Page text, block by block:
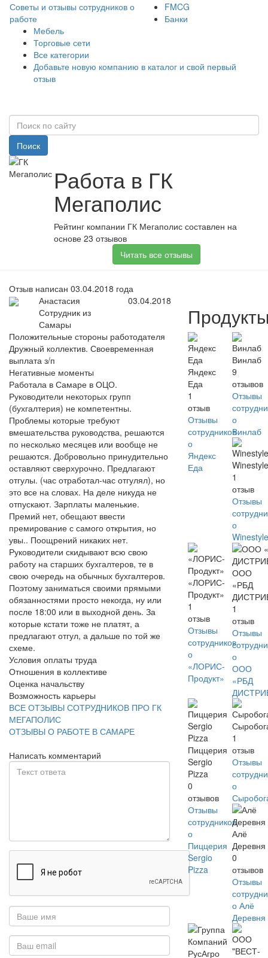
Советы и отзывы сотрудников о
работе
FMCG
Банки
Мебель
Торговые сети
Все категории
Добавьте новую компанию в каталог и свой первый
отзыв
Поиск
Работа в ГК
Мегаполис
Рейтинг компании ГК Мегаполис составлен на
основе 23 отзывов
Читать все отзывы
Отзыв написан 03.04.2018 года
Анастасия
Сотрудник из
Самары
03.04.2018
Положительные стороны работодателя
Дружный коллектив. Своевременная
выплата з/п
Негативные моменты
Работала в Самаре в ОЦО.
Руководители некоторых групп
(бухгалтерия) не компетентны.
Проблемы которые требуют
вмешательства руководства, решаются
по несколько месяцев или вообще не
решаются. Добровольно принудительно
оставляют сверхурочно. Предлагают
отгулы. (час отработал-час отгулял), но
это все на словах. На деле никуда не
отпускают. Зарплаты маленькие.
Премий нет, обещают ввести
премирование с самого открытия, но
увы.. Поощрений никаких нет.
Руководители скидывают всю свою
работу на старших бухгалтеров, те в
свою очередь на обычных бухгалтеров.
Поэтому заниматься своими прямыми
обязанностями просто некогда, ну или
после 18:00 или в выходной день. За
которые кстати тоже не платят, а
предлагают отгул, а дальше по той же
схеме.
Условия оплаты труда
Отношения в коллективе
Оценка начальству
Возможность карьеры
ВСЕ ОТЗЫВЫ СОТРУДНИКОВ ПРО ГК
МЕГАПОЛИС
ОТЗЫВЫ О РАБОТЕ В САМАРЕ
Написать комментарий
Яндекс
Еда
1
отзыв
Отзывы
сотрудников
о
Яндекс
Еда
Винлаб
9
отзывов
Отзывы
о
Винлаб
1
отзыв
Отзывы
о
«ЛОРИС-
Продукт»
1
отзыв
Отзывы
сотрудников
о
«ЛОРИС-
Продукт»
ООО
«РБД
1
отзыв
Отзывы
о
ООО
«РБД
Пиццерия
Sergio
Pizza
0
отзывов
Отзывы
сотрудников
о
Пиццерия
Sergio
Pizza
1
отзыв
Отзывы
о
Алё
Деревня
0
отзывов
Отзывы
о Алё
Деревня